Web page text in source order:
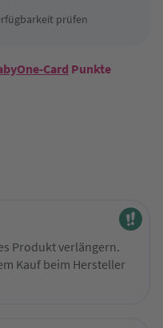
prüfen
Card Punkte
Produkt verlängern.
Kauf beim Hersteller